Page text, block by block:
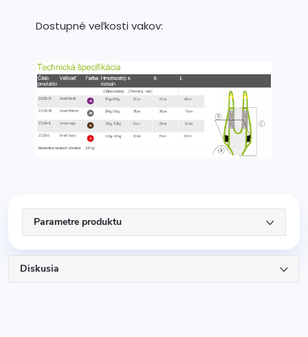
Dostupné veľkosti vakov:
Parametre produktu
Diskusia